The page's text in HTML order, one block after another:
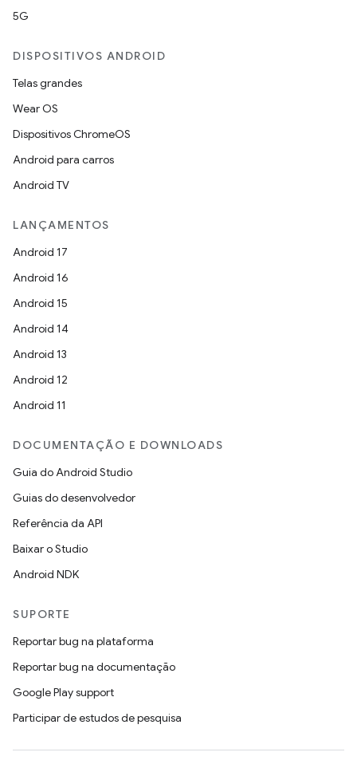
5G
DISPOSITIVOS ANDROID
Telas grandes
Wear OS
Dispositivos ChromeOS
Android para carros
Android TV
LANÇAMENTOS
Android 17
Android 16
Android 15
Android 14
Android 13
Android 12
Android 11
DOCUMENTAÇÃO E DOWNLOADS
Guia do Android Studio
Guias do desenvolvedor
Referência da API
Baixar o Studio
Android NDK
SUPORTE
Reportar bug na plataforma
Reportar bug na documentação
Google Play support
Participar de estudos de pesquisa